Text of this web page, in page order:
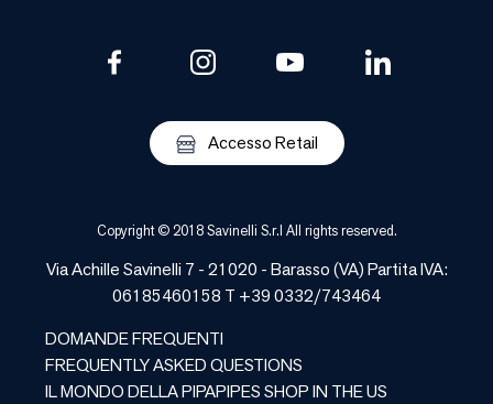
Accesso Retail
Copyright © 2018 Savinelli S.r.l All rights reserved.
Via Achille Savinelli 7 - 21020 -Barasso(VA) Partita IVA:
06185460158 T +39 0332/743464
DOMANDE FREQUENTI
FREQUENTLY ASKED QUESTIONS
IL MONDO DELLA PIPAPIPES SHOP IN THE US